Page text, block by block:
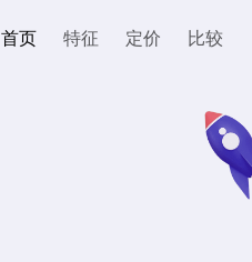
首页 特征 定价 比较